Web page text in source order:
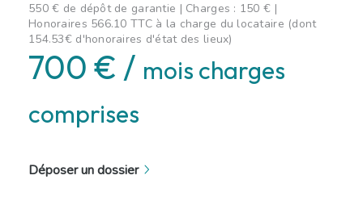
550 € de dépôt de garantie | Charges : 150 € |
Honoraires 566.10 TTC à la charge du locataire (dont
154.53€ d'honoraires d'état des lieux)
700 € / mois charges
comprises
Déposer un dossier